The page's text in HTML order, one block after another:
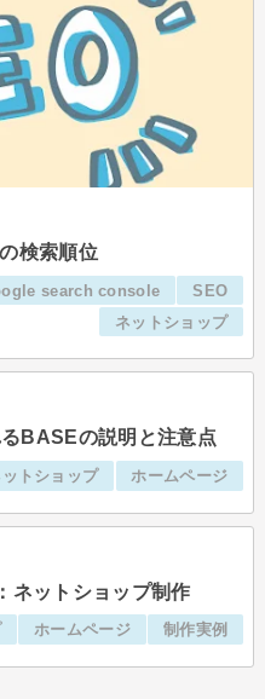
検索順位
search console
SEO
ネットショップ
BASEの説明と注意点
トショップ ホームページ
ネットショップ制作
ホームページ 制作実例